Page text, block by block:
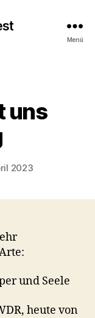
Menü
uns
2023
und Seele
heute von